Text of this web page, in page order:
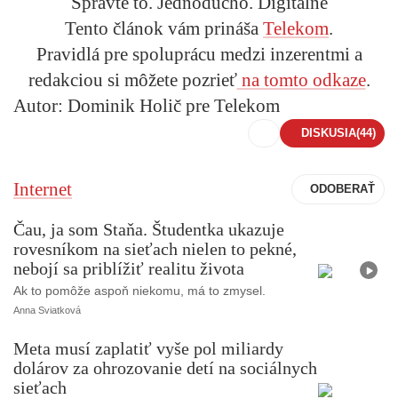
Tento článok vám prináša Telekom.
Pravidlá pre spoluprácu medzi inzerentmi a
redakciou si môžete pozrieťna tomto odkaze.
Autor: Dominik Holič pre Telekom
DISKUSIA(44)
Internet
d
Čau, ja som Staňa. Študentka ukazuje
rovesníkom na sieťach nielen to pekné,
nebojí sa priblížiť realitu života
Ak to pomôže aspoň niekomu, má to zmysel.
Anna Sviatková
Meta musí zaplatiť vyše pol miliardy
dolárov za ohrozovanie detí na sociálnych
sieťach